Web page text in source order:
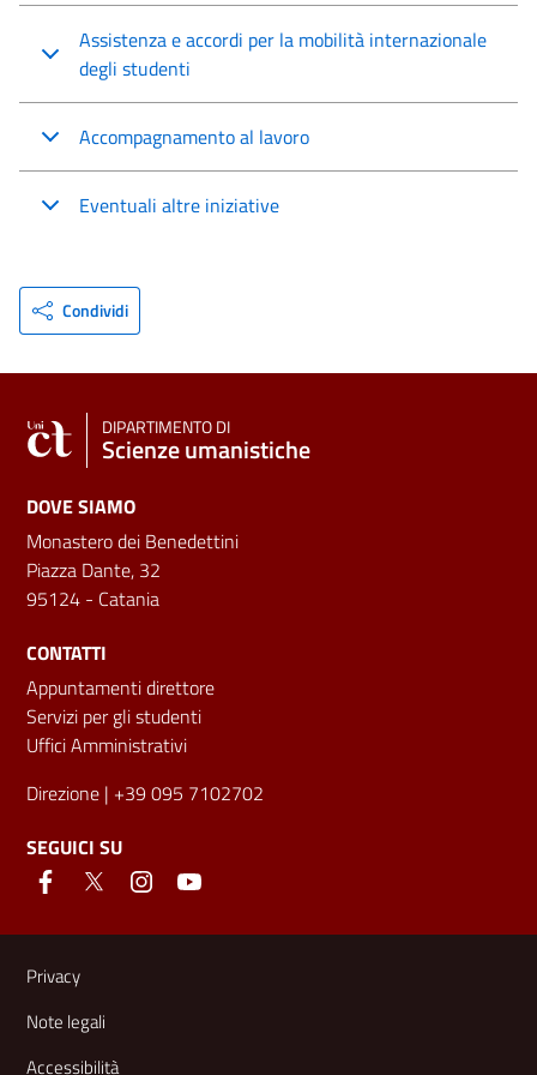
Assistenza e accordi per la mobilità internazionale
degli studenti
Accompagnamento al lavoro
Eventuali altre iniziative
Condividi
DIPARTIMENTO DI
Scienze umanistiche
DOVE SIAMO
Monastero dei Benedettini
Piazza Dante, 32
95124 - Catania
CONTATTI
Appuntamenti direttore
Servizi per gli studenti
Uffici Amministrativi
Direzione | +39 095 7102702
SEGUICI SU
Link e informazioni utili
Privacy
Note legali
Accessibilità